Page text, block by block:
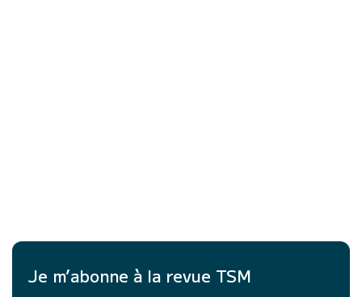
Je m’abonne à la revue TSM